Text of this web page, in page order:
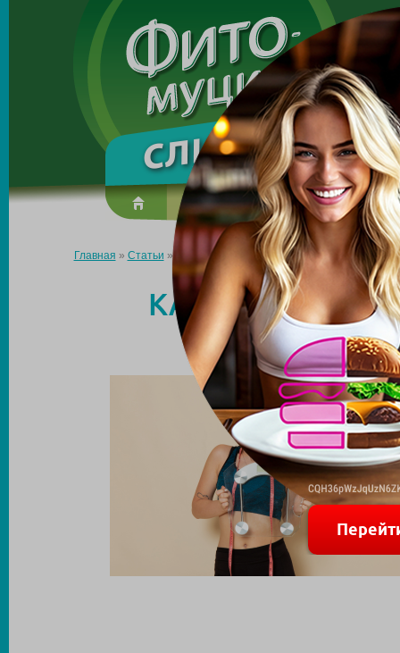
Made in the UK
О препарате Усиль эффект
Главная » Статьи »Как похудеть, сидя дома: 4 шага к
КАК